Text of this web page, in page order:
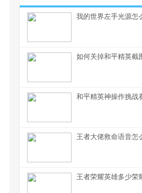
我的世界左手光源怎
如何关掉和平精英截
和平精英神操作挑战
王者大佬救命语音怎
王者荣耀英雄多少荣